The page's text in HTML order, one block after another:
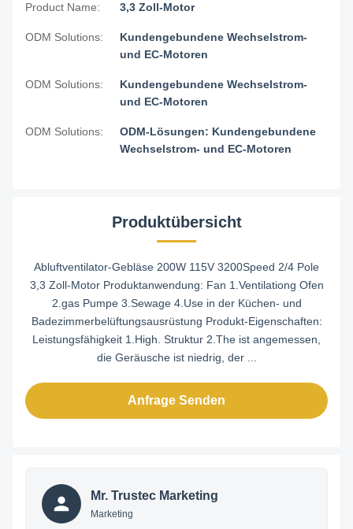
Product Name: 3,3 Zoll-Motor
ODM Solutions:
Kundengebundene Wechselstrom-
und EC-Motoren
ODM Solutions:
Kundengebundene Wechselstrom-
und EC-Motoren
ODM Solutions:
ODM-Lösungen: Kundengebundene
Wechselstrom- und EC-Motoren
Produktübersicht
Abluftventilator-Gebläse 200W 115V 3200Speed 2/4 Pole
3,3 Zoll-Motor Produktanwendung: Fan 1.Ventilationg Ofen
2.gas Pumpe 3.Sewage 4.Use in der Küchen- und
Badezimmerbelüftungsausrüstung Produkt-Eigenschaften:
Leistungsfähigkeit 1.High. Struktur 2.The ist angemessen,
die Geräusche ist niedrig, der ...
Anfrage Senden
Mr. Trustec Marketing
Marketing